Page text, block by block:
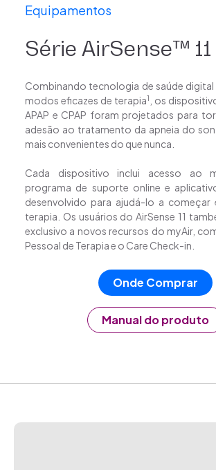
Equipamentos
Série AirSense™ 11​
Combinando tecnologia de saúde
modos eficazes de terapia1 , os
APAP e CPAP foram projetados para
adesão ao tratamento da apneia do
mais convenientes do que nunca.
Cada dispositivo inclui acesso ao
programa de suporte online e
desenvolvido para ajudá-lo a começar
terapia. Os usuários do AirSense 11
exclusivo a novos recursos do myAir,
Pessoal de Terapia e o Care Check-in.
Onde Comprar
Manual do produto